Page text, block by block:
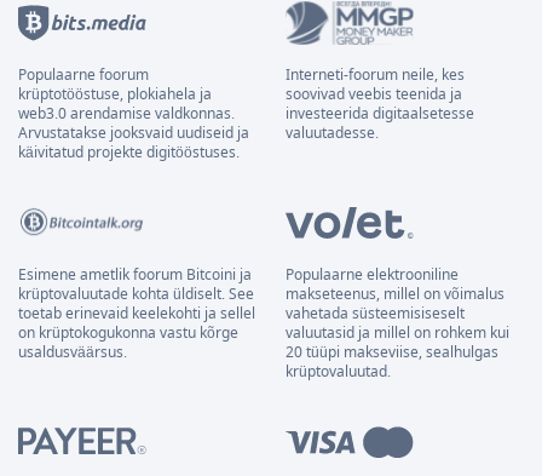
Populaarne foorum
krüptotööstuse, plokiahela ja
web3.0 arendamise valdkonnas.
Arvustatakse jooksvaid uudiseid ja
käivitatud projekte digitööstuses.
Interneti-foorum neile, kes
soovivad veebis teenida ja
investeerida digitaalsetesse
valuutadesse.
Esimene ametlik foorum Bitcoini ja
krüptovaluutade kohta üldiselt. See
toetab erinevaid keelekohti ja sellel
on krüptokogukonna vastu kõrge
usaldusväärsus.
Populaarne elektrooniline
makseteenus, millel on võimalus
vahetada süsteemisiseselt
valuutasid ja millel on rohkem kui
20 tüüpi makseviise, sealhulgas
krüptovaluutad.